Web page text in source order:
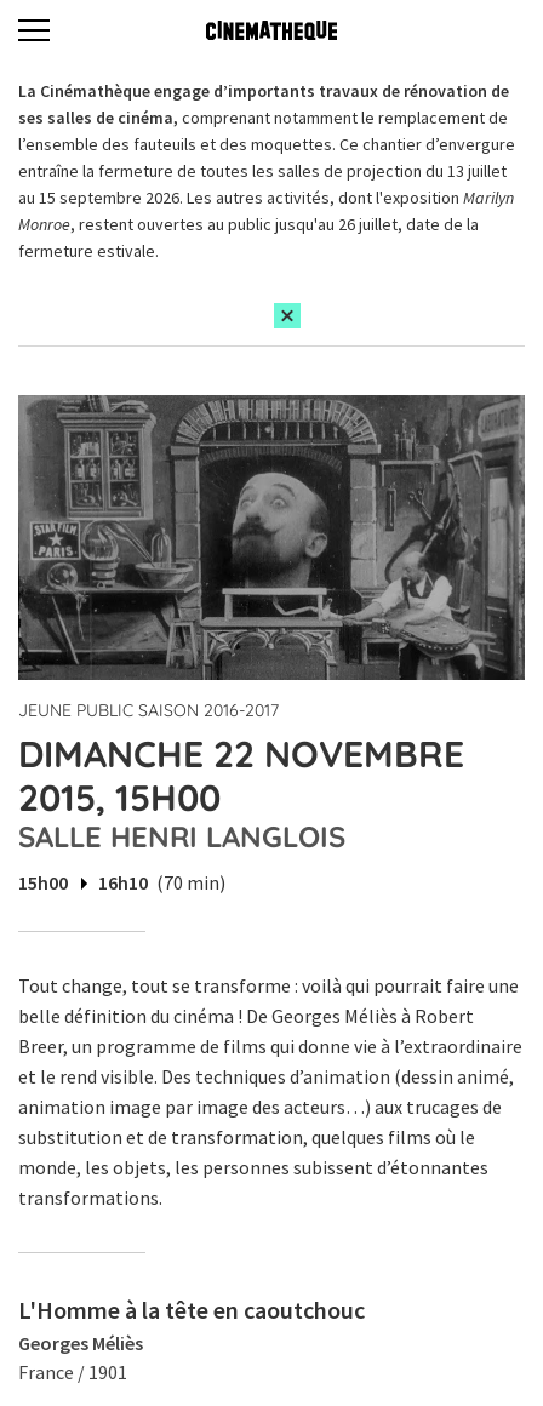
La Cinémathèque engage d’importants travaux de rénovation de
ses salles de cinéma, comprenant notamment le remplacement de
l’ensemble des fauteuils et des moquettes. Ce chantier d’envergure
entraîne la fermeture de toutes les salles de projection du 13 juillet
au 15 septembre 2026. Les autres activités, dont l'exposition Marilyn
Monroe, restent ouvertes au public jusqu'au 26 juillet, date de la
fermeture estivale.
JEUNE PUBLIC SAISON 2016-2017
DIMANCHE 22 NOVEMBRE
2015, 15H00
SALLE HENRI LANGLOIS
15h00 16h10 (70 min)
Tout change, tout se transforme : voilà qui pourrait faire une
belle définition du cinéma ! De Georges Méliès à Robert
Breer, un programme de films qui donne vie à l’extraordinaire
et le rend visible. Des techniques d’animation (dessin animé,
animation image par image des acteurs…) aux trucages de
substitution et de transformation, quelques films où le
monde, les objets, les personnes subissent d’étonnantes
transformations.
L'Homme à la tête en caoutchouc
Georges Méliès
France / 1901